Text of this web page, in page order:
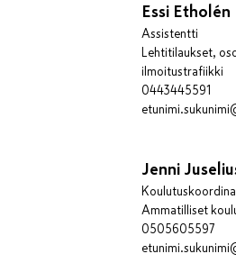
Essi Etholén
Assistentti
Lehtitilaukset,
ilmoitustrafiikki
0443445591
Jenni
Ammatilliset
0505605597